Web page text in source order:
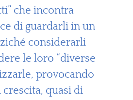
che incontra
di guardarli in un
considerarli
le loro “diverse
provocando
quasi di